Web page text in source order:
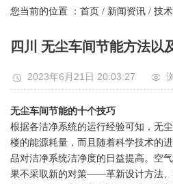
您当前的位置 ： 首页 / 新闻资讯 / 技
四川 无尘车间节能方法以
2023年6月21日 20:03:27
无尘车间节能的十个技巧
根据各洁净系统的运行经验可知，无
楼的能源耗量，而且随着科学技术的
品对洁净系统洁净度的日益提高。空
果不采取新的对策——革新设计方法